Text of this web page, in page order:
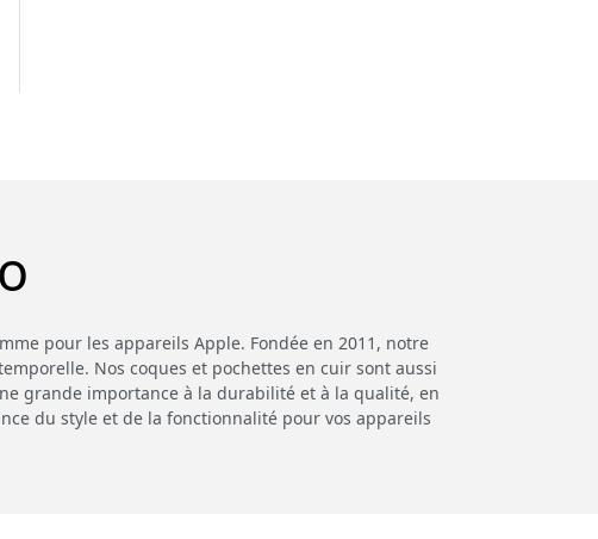
pour les appareils Apple. Fondée en 2011, notre
Nos coques et pochettes en cuir sont aussi
grande importance à la durabilité et à la qualité, en
du style et de la fonctionnalité pour vos appareils